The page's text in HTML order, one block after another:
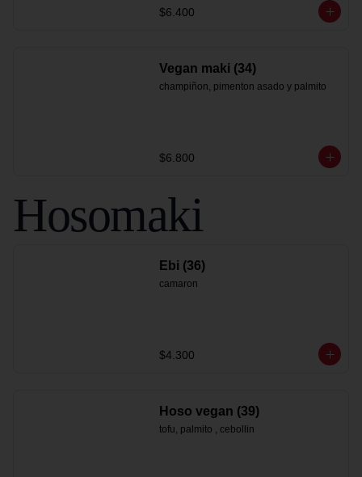
$6.400
Vegan maki (34)
champiñon, pimenton asado y palmito
$6.800
Hosomaki
Ebi (36)
camaron
$4.300
Hoso vegan (39)
tofu, palmito , cebollin